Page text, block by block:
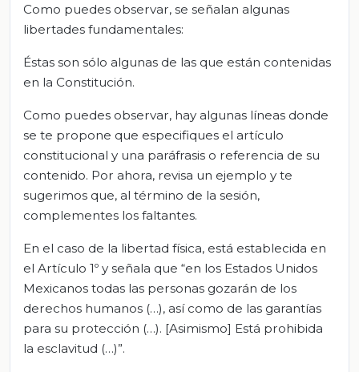
Como puedes observar, se señalan algunas
libertades fundamentales:
Éstas son sólo algunas de las que están contenidas
en la Constitución.
Como puedes observar, hay algunas líneas donde
se te propone que especifiques el artículo
constitucional y una paráfrasis o referencia de su
contenido. Por ahora, revisa un ejemplo y te
sugerimos que, al término de la sesión,
complementes los faltantes.
En el caso de la libertad física, está establecida en
el Artículo 1º y señala que “en los Estados Unidos
Mexicanos todas las personas gozarán de los
derechos humanos (…), así como de las garantías
para su protección (…). [Asimismo] Está prohibida
la esclavitud (…)”.